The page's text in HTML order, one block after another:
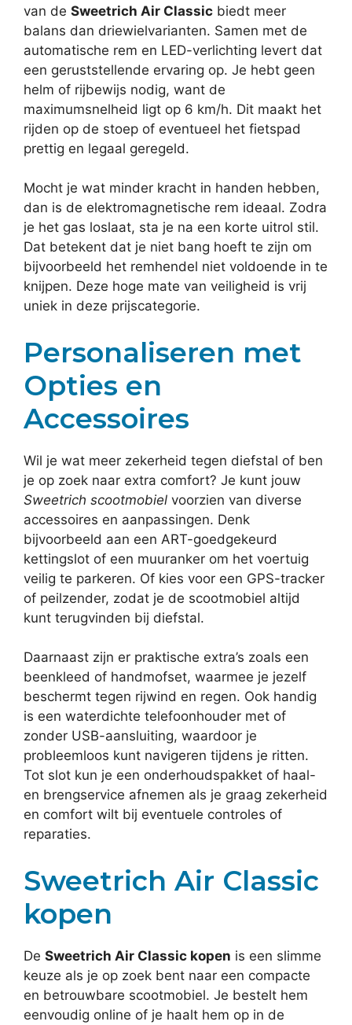
van de Sweetrich Air Classic biedt meer
balans dan driewielvarianten. Samen met de
automatische rem en LED-verlichting levert dat
een geruststellende ervaring op. Je hebt geen
helm of rijbewijs nodig, want de
maximumsnelheid ligt op 6 km/h. Dit maakt het
rijden op de stoep of eventueel het fietspad
prettig en legaal geregeld.
Mocht je wat minder kracht in handen hebben,
dan is de elektromagnetische rem ideaal. Zodra
je het gas loslaat, sta je na een korte uitrol stil.
Dat betekent dat je niet bang hoeft te zijn om
bijvoorbeeld het remhendel niet voldoende in te
knijpen. Deze hoge mate van veiligheid is vrij
uniek in deze prijscategorie.
Personaliseren met
Opties en
Accessoires
Wil je wat meer zekerheid tegen diefstal of ben
je op zoek naar extra comfort? Je kunt jouw
Sweetrich scootmobiel voorzien van diverse
accessoires en aanpassingen. Denk
bijvoorbeeld aan een ART-goedgekeurd
kettingslot of een muuranker om het voertuig
veilig te parkeren. Of kies voor een GPS-tracker
of peilzender, zodat je de scootmobiel altijd
kunt terugvinden bij diefstal.
Daarnaast zijn er praktische extra’s zoals een
beenkleed of handmofset, waarmee je jezelf
beschermt tegen rijwind en regen. Ook handig
is een waterdichte telefoonhouder met of
zonder USB-aansluiting, waardoor je
probleemloos kunt navigeren tijdens je ritten.
Tot slot kun je een onderhoudspakket of haal-
en brengservice afnemen als je graag zekerheid
en comfort wilt bij eventuele controles of
reparaties.
Sweetrich Air Classic
kopen
De Sweetrich Air Classic kopen is een slimme
keuze als je op zoek bent naar een compacte
en betrouwbare scootmobiel. Je bestelt hem
eenvoudig online of je haalt hem op in de